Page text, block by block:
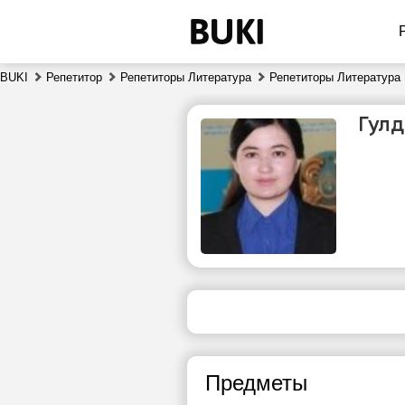
BUKI Репетитор Репетиторы Литература Репетиторы
Предметы
чт
6
свободных